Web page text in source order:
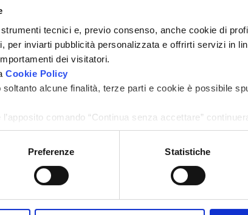
tecnici e, previo consenso, anche cookie di
per inviarti pubblicità personalizzata e offrirti servizi in
dei visitatori.
Cookie Policy
alcune finalità, terze parti e cookie è possibile
comando “Continua senza accettare”
di tracciamento diversi da quelli tecnici.
Preferenze Statistiche
Da oltre 35 anni nel mercato immobiliare e creditizio